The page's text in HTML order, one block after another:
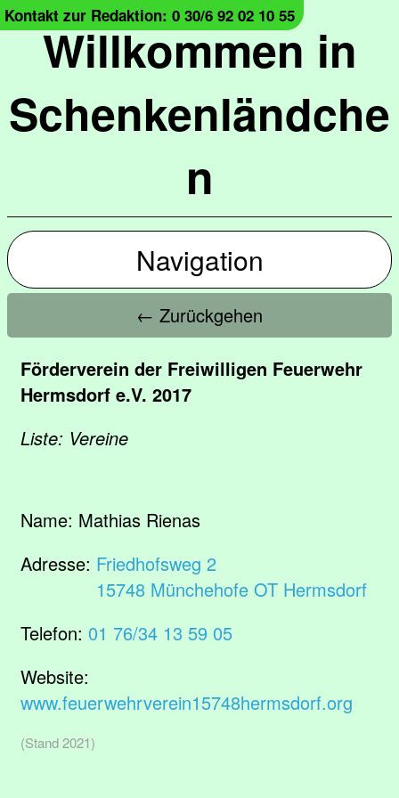
Willkommen in
Schenkenländche
n
Kontakt zur Redaktion: 0 30/6 92 02 10 55
Navigation
← Zurückgehen
Förderverein der Freiwilligen Feuerwehr
Hermsdorf e.V. 2017
Liste: Vereine
Name: Mathias Rienas
Adresse: Friedhofsweg 2
15748 Münchehofe OT Hermsdorf
Telefon: 01 76/34 13 59 05
Website:
www.feuerwehrverein15748hermsdorf.org
(Stand 2021)